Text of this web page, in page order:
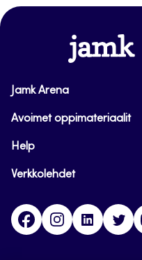
www.jamk.fi
Jamk Arena
Avoimet oppimateriaalit
Help
Verkkolehdet
FacebookInstagramLinkedin